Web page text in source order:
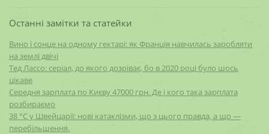
Останні замітки та статейки
Вино і сонце на одному гектарі: як Франція навчилась заробляти
на землі двічі
Тед Лассо: серіал, до якого дозріває, бо в 2020 році було шось
цікаве
Середня зарплата по Києву 47000 грн. Де і кого така зарплата
розбираємо
38 °C у Швейцарії: нові катаклізми, що з цього правда, а що —
перебільшення.